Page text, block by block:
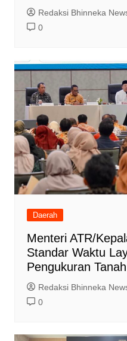
Redaksi Bhinneka
0
Daerah
Menteri ATR/
Standar Waktu
Pengukuran
Redaksi Bhinneka
0